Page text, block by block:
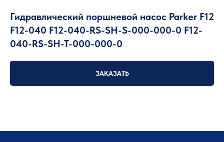
Гидравлический поршневой насос Parker F12
F12-040 F12-040-RS-SH-S-000-000-0 F12-
040-RS-SH-T-000-000-0
ЗАКАЗАТЬ